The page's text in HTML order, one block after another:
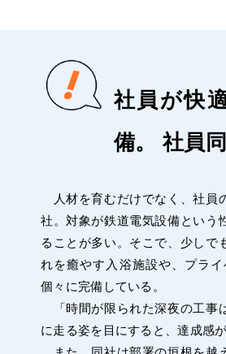
社員が快
備。 社員
人材を育むだけでなく、社員
社。対象が鉄道電気設備という
ることが多い。そこで、少しで
れを癒やす入浴施設や、プラ
個々に完備している。
「時間が限られた深夜の工事
に走る姿を目にすると、達成感